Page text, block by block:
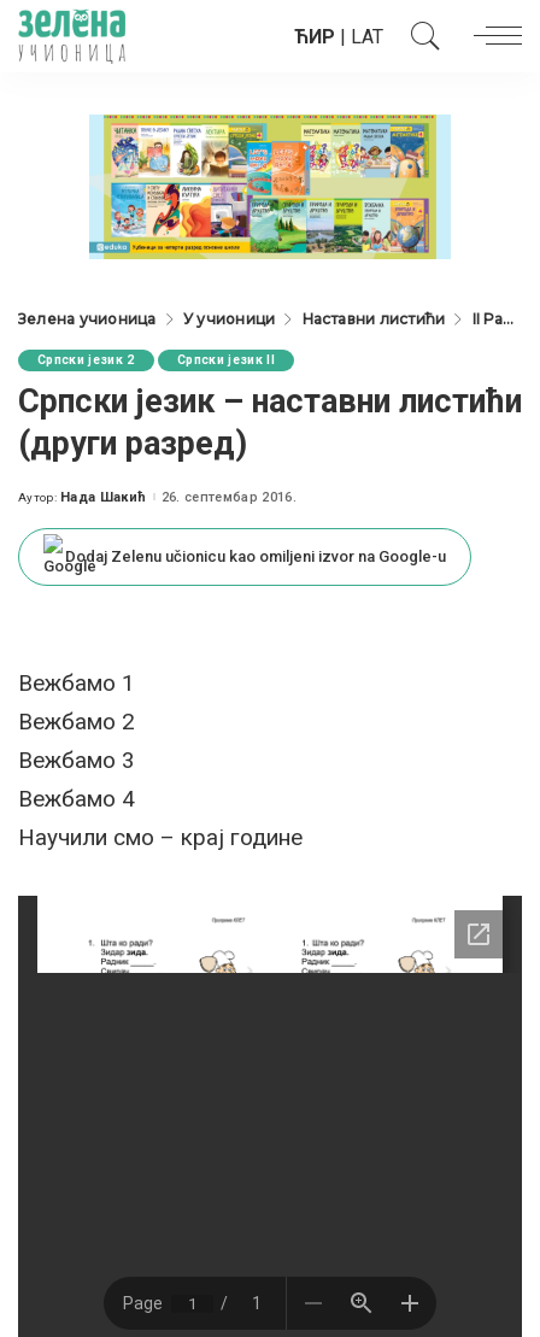
ЋИР | LAT
Зелена учионица У учионици Наставни листићи II Разред
Српски језик 2 Српски језик II
Српски језик – наставни листићи
(други разред)
Posted
Аутор: Нада Шакић 26. септембар 2016.
Dodaj Zelenu učionicu kao omiljeni izvor na Google-u
Вежбамо 1
Вежбамо 2
Вежбамо 3
Вежбамо 4
Научили смо – крај године